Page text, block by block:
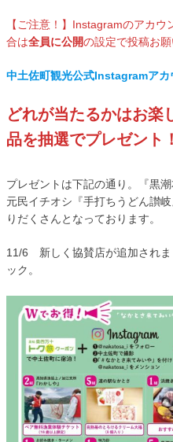
【ご注意！】Instagramのアカ
合は全員に公開の設定で投稿お願
中土佐町観光公式Instagramア
どれが当たるかはお楽
品を抽選でプレゼント！
プレゼントは下記の通り。『黒
元民イチオシ『手打ちうどん讃
りだくさんとなっております。
11/6 新しく協賛店が追加され
ック。